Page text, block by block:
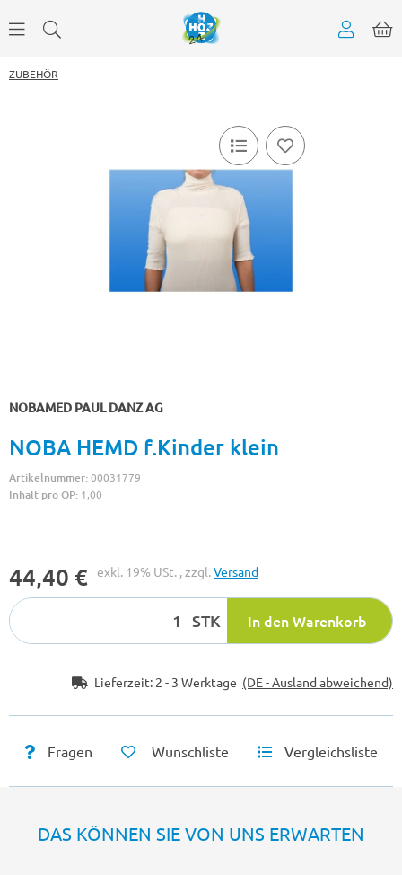
ZUBEHÖR
NOBAMED PAUL DANZ AG
NOBA HEMD f.Kinder klein
Artikelnummer:00031779
Inhalt pro OP: 1,00
44,40 € exkl. 19% USt. , zzgl.Versand
STK In den Warenkorb
Lieferzeit: 2 - 3 Werktage (DE - Ausland abweichend)
Fragen Wunschliste Vergleichsliste
DAS KÖNNEN SIE VON UNS ERWARTEN